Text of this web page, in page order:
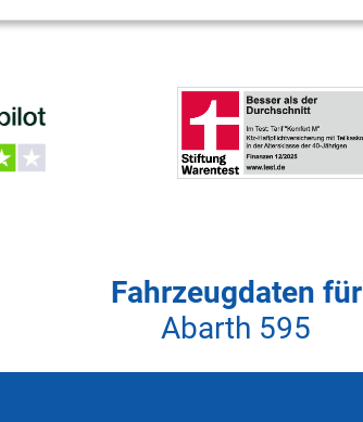
Fahrzeugdaten für
Abarth 595